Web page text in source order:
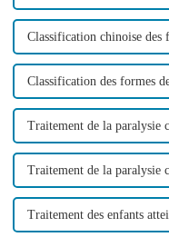
Classification chinoise des
Classification des formes
Traitement de la paralysie
Traitement de la paralysie
Traitement des enfants